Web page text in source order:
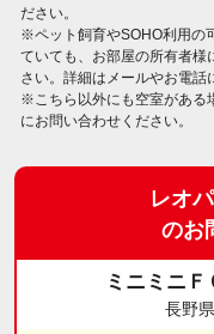
ださい。
※ペット飼育やSOHO利用の
ていても、お部屋の所有者様
さい。詳細はメールやお電話
※こちら以外にも空室がある
にお問い合わせください。
レオ
のお
ミニミニ
長野